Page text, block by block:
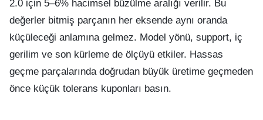
2.0 için 5–6% hacimsel büzülme aralığı verilir. Bu
değerler bitmiş parçanın her eksende aynı oranda
küçüleceği anlamına gelmez. Model yönü, support, iç
gerilim ve son kürleme de ölçüyü etkiler. Hassas
geçme parçalarında doğrudan büyük üretime geçmeden
önce küçük tolerans kuponları basın.